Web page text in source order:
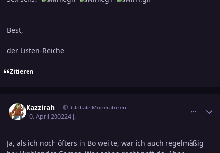
Best,
der Listen-Reiche
Zitieren
Kazzirah Globale Moderatoren
10. April 200224 J.
Ja, als ich noch öfters in Bo weilte, war ich auch regelmäßig